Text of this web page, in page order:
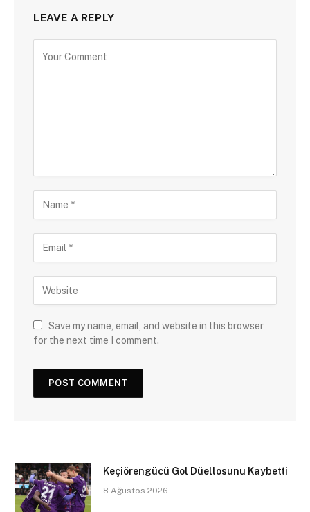
LEAVE A REPLY
Save my name, email, and website in this browser
for the next time I comment.
Keçiörengücü Gol Düellosunu Kaybetti
8 Ağustos 2026